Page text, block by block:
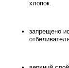
хлопок.
запрещено